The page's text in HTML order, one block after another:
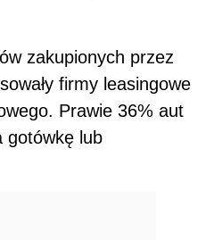
zakupionych przez
firmy leasingowe
Prawie 36% aut
gotówkę lub